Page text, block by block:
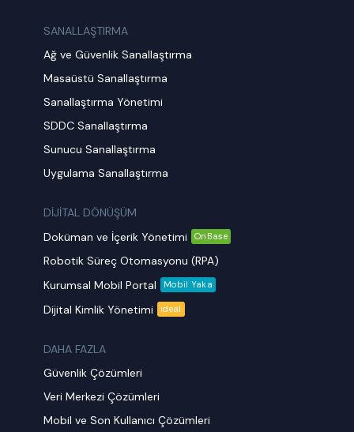
SANALLAŞTIRMA
Ağ ve Güvenlik Sanallaştırma
Masaüstü Sanallaştırma
Sanallaştırma Yönetimi
SDDC Sanallaştırma
Sunucu Sanallaştırma
Uygulama Sanallaştırma
DİJİTAL DÖNÜŞÜM
Doküman ve İçerik Yönetimi
OnBase
Robotik Süreç Otomasyonu (RPA)
Kurumsal Mobil Portal
Mobil Yaka
Dijital Kimlik Yönetimi ideal
DAHA FAZLA
Güvenlik Çözümleri
Veri Merkezi Çözümleri
Mobil ve Son Kullanıcı Çözümleri